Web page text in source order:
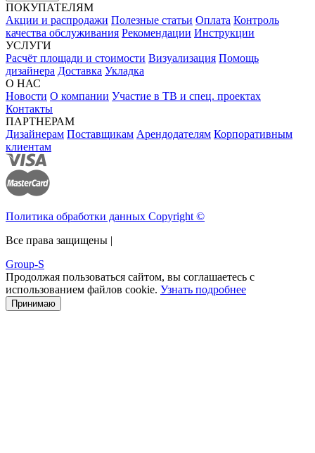
ПОКУПАТЕЛЯМ
Акции и распродажи Полезные статьи Оплата Контроль
качества обслуживания Рекомендации Инструкции
УСЛУГИ
Расчёт площади и стоимости Визуализация Помощь
дизайнера Доставка Укладка
О НАС
Новости О компании Участие в ТВ и спец. проектах
Контакты
ПАРТНЕРАМ
Дизайнерам Поставщикам Арендодателям Корпоративным
клиентам
Политика обработки данных Copyright ©
Все права защищены |
Group-S
Продолжая пользоваться сайтом, вы соглашаетесь с
использованием файлов cookie. Узнать подробнее
Принимаю